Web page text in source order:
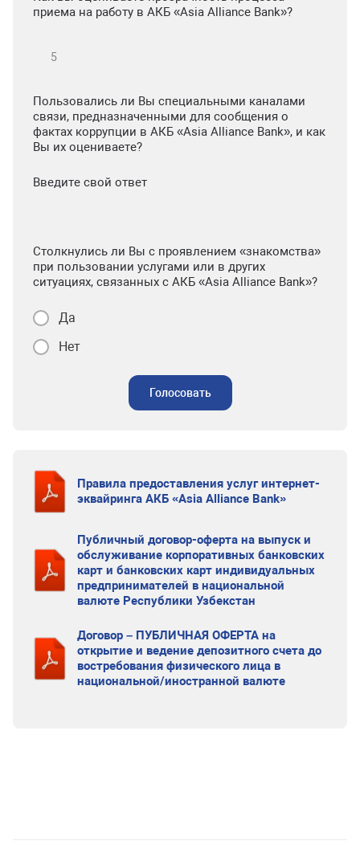
приема на работу в АКБ «Asia Alliance Bank»?
Пользовались ли Вы специальными каналами
связи, предназначенными для сообщения о
фактах коррупции в АКБ «Asia Alliance Bank», и как
Вы их оцениваете?
Введите свой ответ
Столкнулись ли Вы с проявлением «знакомства»
при пользовании услугами или в других
ситуациях, связанных с АКБ «Asia Alliance Bank»?
Да
Нет
Голосовать
Правила предоставления услуг интернет-
эквайринга АКБ «Asia Alliance Bank»
Публичный договор-оферта на выпуск и
обслуживание корпоративных банковских
карт и банковских карт индивидуальных
предпринимателей в национальной
валюте Республики Узбекстан
Договор – ПУБЛИЧНАЯ ОФЕРТА на
открытие и ведение депозитного счета до
востребования физического лица в
национальной/иностранной валюте